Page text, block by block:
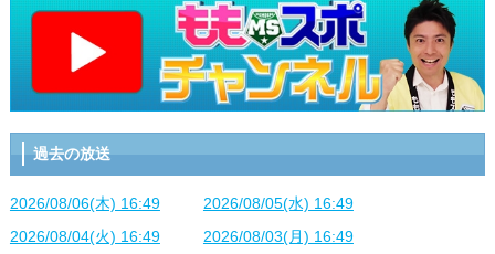
過去の放送
2026/08/06(木) 16:49
2026/08/05(水) 16:49
2026/08/04(火) 16:49
2026/08/03(月) 16:49